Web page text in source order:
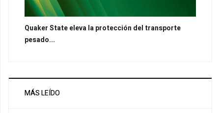
Quaker State eleva la protección del transporte
pesado...
MÁS LEÍDO